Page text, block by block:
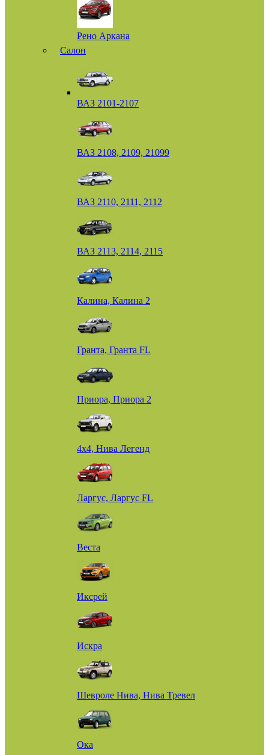
Рено Аркана
Салон
ВАЗ 2101-2107
ВАЗ 2108, 2109, 21099
ВАЗ 2110, 2111, 2112
ВАЗ 2113, 2114, 2115
Калина, Калина 2
Гранта, Гранта FL
Приора, Приора 2
4х4, Нива Легенд
Ларгус, Ларгус FL
Веста
Иксрей
Искра
Шевроле Нива, Нива Тревел
Ока